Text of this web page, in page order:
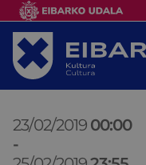
23/02/2019 00:00
-